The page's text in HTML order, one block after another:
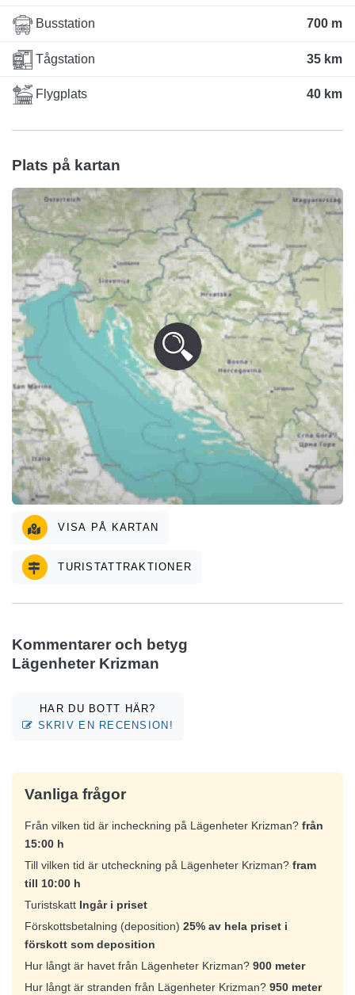
Busstation 700 m
Tågstation 35 km
Flygplats 40 km
Plats på kartan
VISA PÅ KARTAN
TURISTATTRAKTIONER
Kommentarer och betyg
Lägenheter Krizman
HAR DU BOTT HÄR?
SKRIV EN RECENSION!
Vanliga frågor
Från vilken tid är incheckning på Lägenheter Krizman? från
15:00 h
Till vilken tid är utcheckning på Lägenheter Krizman? fram
till 10:00 h
Turistskatt Ingår i priset
Förskottsbetalning (deposition) 25% av hela priset i
förskott som deposition
Hur långt är havet från Lägenheter Krizman? 900 meter
Hur långt är stranden från Lägenheter Krizman? 950 meter